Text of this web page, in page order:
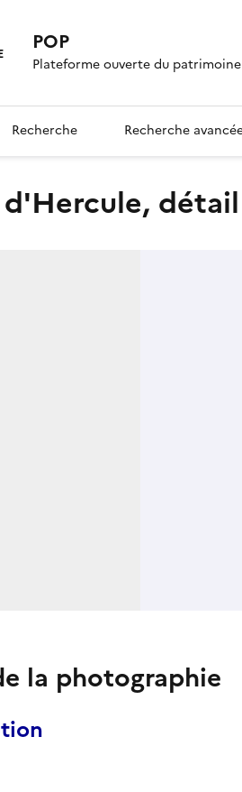
POP
Plateforme ouverte du patrimoine
Recherche Recherche
d'Hercule,
la photographie